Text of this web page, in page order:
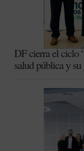
DF cierra el ciclo
salud pública y su